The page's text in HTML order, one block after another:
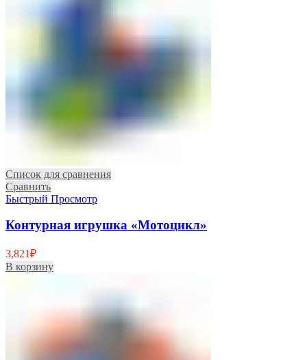
Список для сравнения
Сравнить
Быстрый Просмотр
Контурная игрушка «Мотоцикл»
3,821₽
В корзину